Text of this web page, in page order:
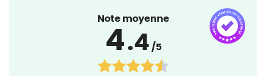
Note moyenne
4.4 /5